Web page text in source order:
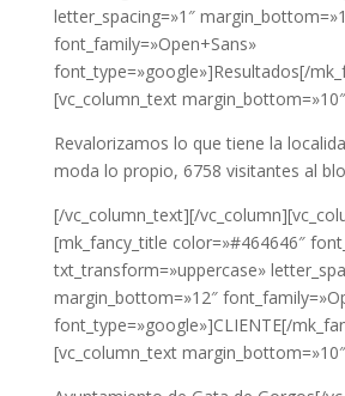
letter_spacing=»1″
font_family=»Open+Sans»
font_type=»google»]Resultados[/
[vc_column_text
Revalorizamos lo que tiene la
moda lo propio, 6758 visitantes al
[/vc_column_text][/
[mk_fancy_title color=»#464646″
txt_transform=»uppercase»
margin_bottom=»12″
font_type=»google»]CLIENTE[/
[vc_column_text